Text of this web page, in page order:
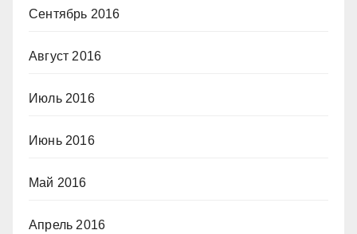
Сентябрь 2016
Август 2016
Июль 2016
Июнь 2016
Май 2016
Апрель 2016